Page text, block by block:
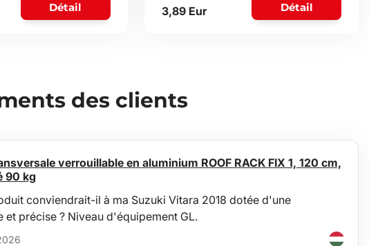
Détail 3,89 Eur Détail
des clients
verrouillable en aluminium ROOF RACK FIX 1, 120 cm,
90 kg
conviendrait-il à ma Suzuki Vitara 2018 dotée d'une
et précise ? Niveau d'équipement GL.